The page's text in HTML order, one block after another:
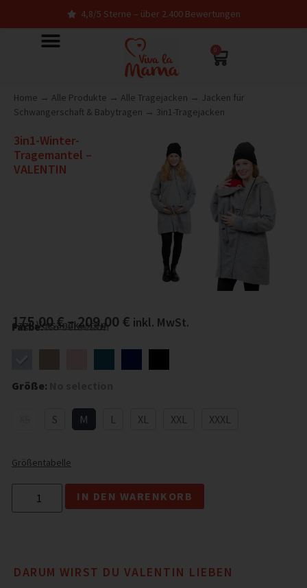
4,8/5 Sterne – über 2.400 Bewertungen
0
Home → Alle Produkte → Alle Tragejacken → Jacken für
Schwangerschaft & Babytragen → 3in1-Tragejacken
3in1-Winter-
Tragemantel –
VALENTIN
175,00€–209,00 € inkl. MwSt.
zzgl.Versandkosten
Größe:
S M L XL XXL XXXL
Größentabelle
Farbe:No selection
IN DEN WARENKORB
DARUM WIRST DU VALENTIN LIEBEN